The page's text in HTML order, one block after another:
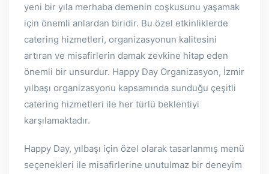
yeni bir yıla merhaba demenin coşkusunu yaşamak
için önemli anlardan biridir. Bu özel etkinliklerde
catering hizmetleri, organizasyonun kalitesini
artıran ve misafirlerin damak zevkine hitap eden
önemli bir unsurdur. Happy Day Organizasyon, İzmir
yılbaşı organizasyonu kapsamında sunduğu çeşitli
catering hizmetleri ile her türlü beklentiyi
karşılamaktadır.
Happy Day, yılbaşı için özel olarak tasarlanmış menü
seçenekleri ile misafirlerine unutulmaz bir deneyim